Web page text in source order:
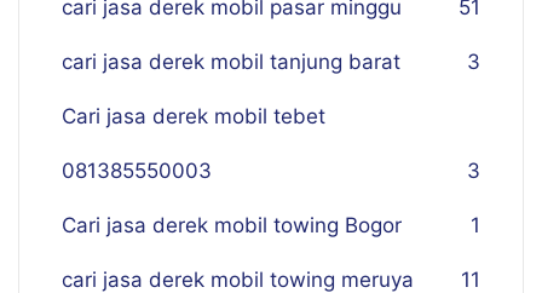
cari jasa derek mobil pasar minggu 51
cari jasa derek mobil tanjung barat 3
Cari jasa derek mobil tebet
081385550003 3
Cari jasa derek mobil towing Bogor 1
cari jasa derek mobil towing meruya 11